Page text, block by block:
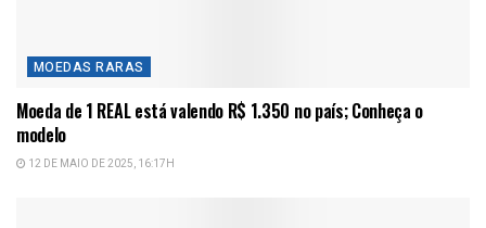
MOEDAS RARAS
Moeda de 1 REAL está valendo R$ 1.350 no país; Conheça o
modelo
12 DE MAIO DE 2025, 16:17H